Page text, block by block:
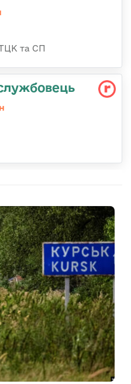
та СП